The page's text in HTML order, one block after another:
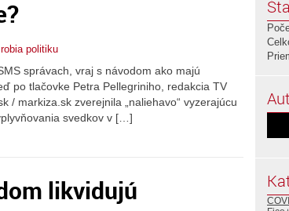
politiku
správach, vraj s návodom ako majú
po tlačovke Petra Pellegriniho, redakcia TV
/ markiza.sk zverejnila „naliehavo“ vyzerajúcu
svedkov v […]
likvidujú